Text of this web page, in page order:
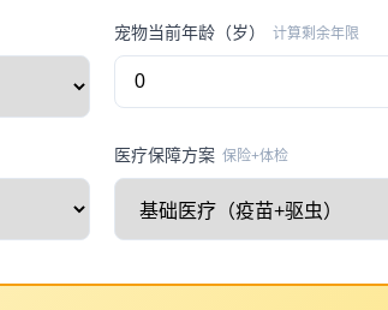
宠物当前年龄（岁） 计算剩余年限
医疗保障方案 保险+体检